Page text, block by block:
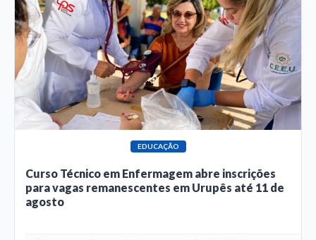
EDUCAÇÃO
Curso Técnico em Enfermagem abre inscrições
para vagas remanescentes em Urupês até 11 de
agosto